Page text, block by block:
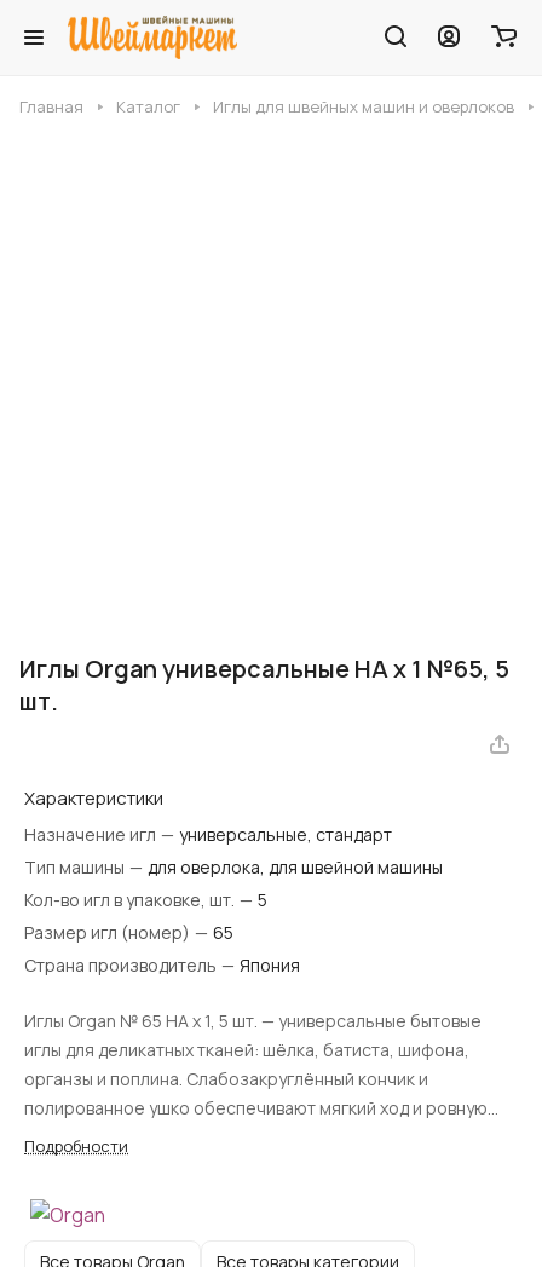
Главная Каталог Иглы для швейных машин и оверлоков
Иглы Organ универсальные HA x 1 №65, 5
шт.
Характеристики
Назначение игл — универсальные, стандарт
Тип машины — для оверлока, для швейной машины
Кол-во игл в упаковке, шт. — 5
Размер игл (номер) — 65
Страна производитель — Япония
Иглы Organ № 65 HA x 1, 5 шт. — универсальные бытовые
иглы для деликатных тканей: шёлка, батиста, шифона,
органзы и поплина. Слабозакруглённый кончик и
полированное ушко обеспечивают мягкий ход и ровную
строчку. Стандарт 130/705H совместим с Brother, Janome,
Подробности
Все товары Organ Все товары категории